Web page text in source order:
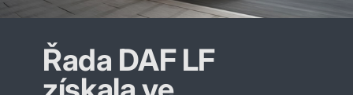
Řada DAF LF